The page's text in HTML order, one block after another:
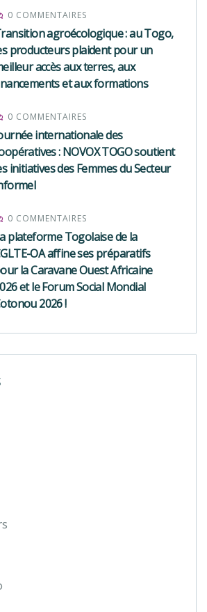
0 COMMENTAIRES
agroécologique : au Togo,
producteurs plaident pour un
accès aux terres, aux
et aux formations
0 COMMENTAIRES
internationale des
: NOVOX TOGO soutient
initiatives des Femmes du Secteur
0 COMMENTAIRES
plateforme Togolaise de la
OA affine ses préparatifs
la Caravane Ouest Africaine
et le Forum Social Mondial
2026 !